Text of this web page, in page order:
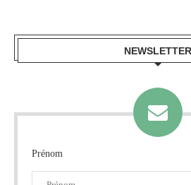
NEWSLETTER
Prénom